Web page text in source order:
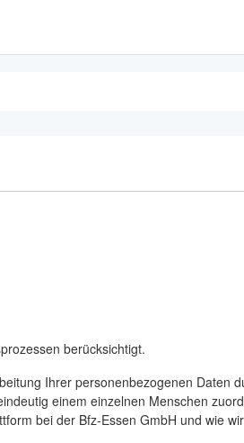
berücksichtigt.
Ihrer personenbezogenen Daten
einem einzelnen Menschen
bei der Bfz-Essen GmbH und wie